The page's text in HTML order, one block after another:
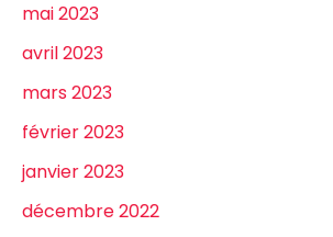
mai 2023
avril 2023
mars 2023
février 2023
janvier 2023
décembre 2022